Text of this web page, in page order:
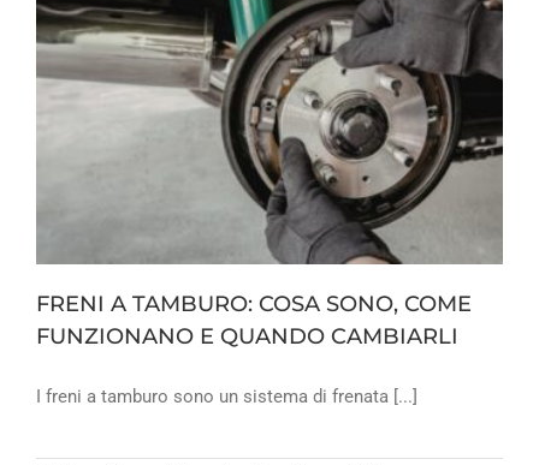
FRENI A TAMBURO: COSA SONO, COME
FUNZIONANO E QUANDO CAMBIARLI
I freni a tamburo sono un sistema di frenata [...]